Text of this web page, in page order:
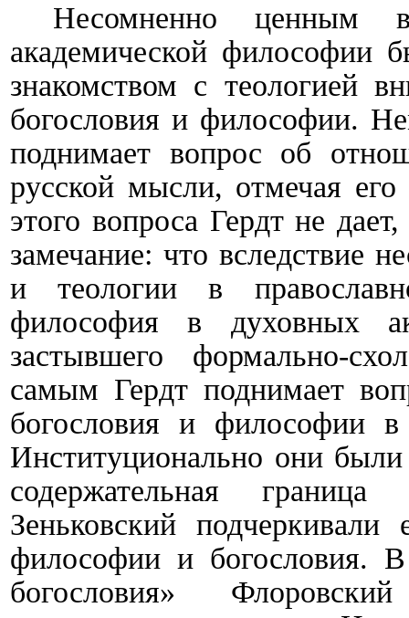
Несомненно ценным
академической философии
знакомством с теологией
богословия и философии.
поднимает вопрос об
русской мысли, отмечая
этого вопроса Гердт не
замечание: что вследствие
и теологии в
философия в духовных
застывшего формально-
самым Гердт поднимает
богословия и философии в
Институционально они
содержательная
Зеньковский подчеркивали
философии и богословия.
богословия»